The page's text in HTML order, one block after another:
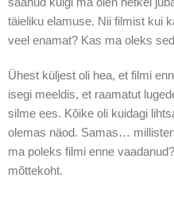
täieliku elamuse. Nii filmist kui
veel enamat? Kas ma oleks
Ühest küljest oli hea, et filmi
isegi meeldis, et raamatut
silme ees. Kõike oli kuidagi
olemas näod. Samas…
ma poleks filmi enne
mõttekoht.